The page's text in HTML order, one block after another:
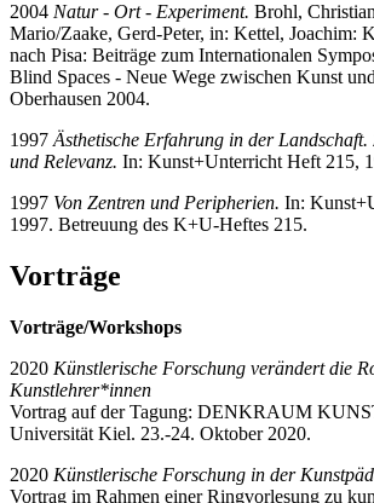
2004 Natur - Ort - Experiment. Brohl,
Mario/Zaake, Gerd-Peter, in: Kettel, Joachim:
nach Pisa: Beiträge zum Internationalen
Blind Spaces - Neue Wege zwischen Kunst
Oberhausen 2004.
1997 Ästhetische Erfahrung in der
und Relevanz. In: Kunst+Unterricht Heft 215,
1997 Von Zentren und Peripherien. In:
1997. Betreuung des K+U-Heftes 215.
Vorträge
Vorträge/Workshops
2020 Künstlerische Forschung verändert die
Kunstlehrer*innen
Vortrag auf der Tagung: DENKRAUM
Universität Kiel. 23.-24. Oktober 2020.
2020 Künstlerische Forschung in der
Vortrag im Rahmen einer Ringvorlesung zu